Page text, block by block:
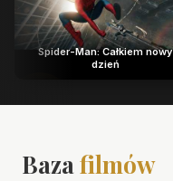
Spider-Man: Całkiem nowy
dzień
Bazafilmów